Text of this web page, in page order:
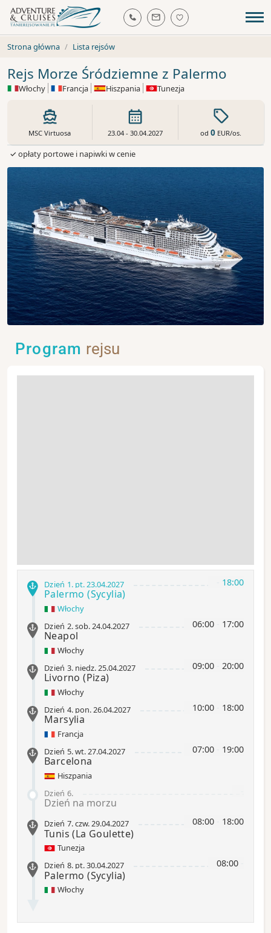
Strona główna Lista rejsów
Rejs Morze Śródziemne z Palermo
Włochy Francja Hiszpania Tunezja
MSC Virtuosa 23.04 - 30.04.2027 od0 EUR/os.
✓ opłaty portowe i napiwki w cenie
Program rejsu
18:00
Dzień 1. pt.23.04.2027
Palermo(Sycylia)
Włochy
06:00 17:00
Dzień 2.sob.24.04.2027
Neapol
Włochy
09:00 20:00
Dzień 3. niedz.25.04.2027
Livorno(Piza)
Włochy
10:00 18:00
Dzień 4. pon.26.04.2027
Marsylia
Francja
07:00 19:00
Dzień 5.wt.27.04.2027
Barcelona
Hiszpania
Dzień 6.
Dzień na morzu
08:00 18:00
Dzień 7.czw.29.04.2027
Tunis(La Goulette)
Tunezja
08:00
Dzień 8. pt.30.04.2027
Palermo(Sycylia)
Włochy